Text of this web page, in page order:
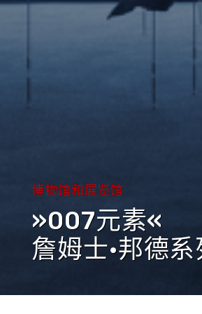
博物馆和展览馆
»007元素«
詹姆士·邦德